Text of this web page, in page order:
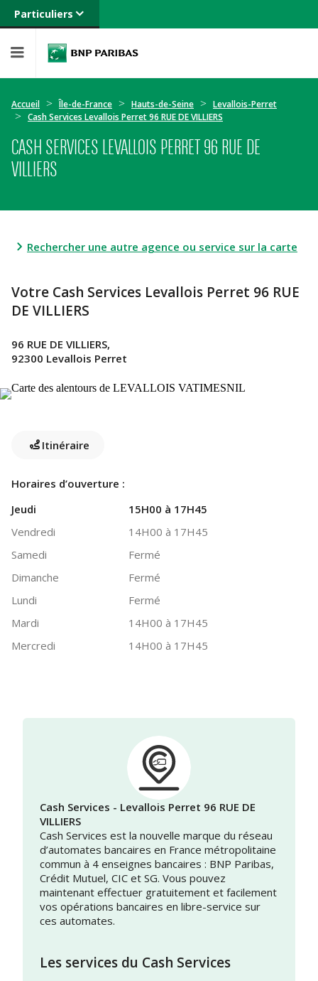
Particuliers
Banque privée
Entreprises
Accueil Île-de-France Hauts-de-Seine
Levallois-Perret
Cash Services Levallois Perret 96 RUE DE VILLIERS
CASH SERVICES LEVALLOIS PERRET 96 RUE DE
VILLIERS
Rechercher une autre agence ou service sur la carte
Votre Cash Services Levallois Perret 96 RUE
DE VILLIERS
96 RUE DE VILLIERS,
92300 Levallois Perret
Itinéraire
Horaires d’ouverture :
Jeudi
15H00 à 17H45
Vendredi
14H00 à 17H45
Samedi
Fermé
Dimanche
Fermé
Lundi
Fermé
Mardi
14H00 à 17H45
Mercredi
14H00 à 17H45
Cash Services - Levallois Perret 96 RUE DE
VILLIERS
Cash Services est la nouvelle marque du réseau
d’automates bancaires en France métropolitaine
commun à 4 enseignes bancaires : BNP Paribas,
Crédit Mutuel, CIC et SG. Vous pouvez
maintenant effectuer gratuitement et facilement
vos opérations bancaires en libre-service sur
ces automates.
Les services du Cash Services